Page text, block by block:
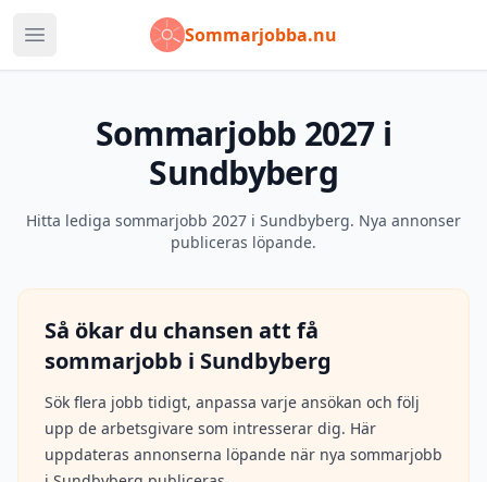
Öppna huvudmenySommarjobba.nu
Sommarjobb 2027 i
Sundbyberg
Hitta lediga sommarjobb 2027 i Sundbyberg. Nya annonser
publiceras löpande.
Så ökar du chansen att få
sommarjobb i Sundbyberg
Sök flera jobb tidigt, anpassa varje ansökan och följ
upp de arbetsgivare som intresserar dig. Här
uppdateras annonserna löpande när nya sommarjobb